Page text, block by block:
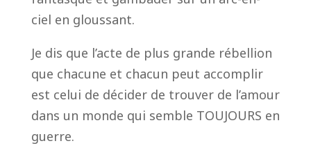
ciel en gloussant.
Je dis que l’acte de plus grande rébellion
que chacune et chacun peut accomplir
est celui de décider de trouver de l’amour
dans un monde qui semble TOUJOURS en
guerre.